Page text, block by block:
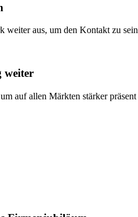
weiter aus, um den Kontakt zu
weiter
auf allen Märkten stärker